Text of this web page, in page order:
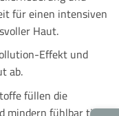
für einen intensiven
Haut.
Effekt und
ab.
füllen die